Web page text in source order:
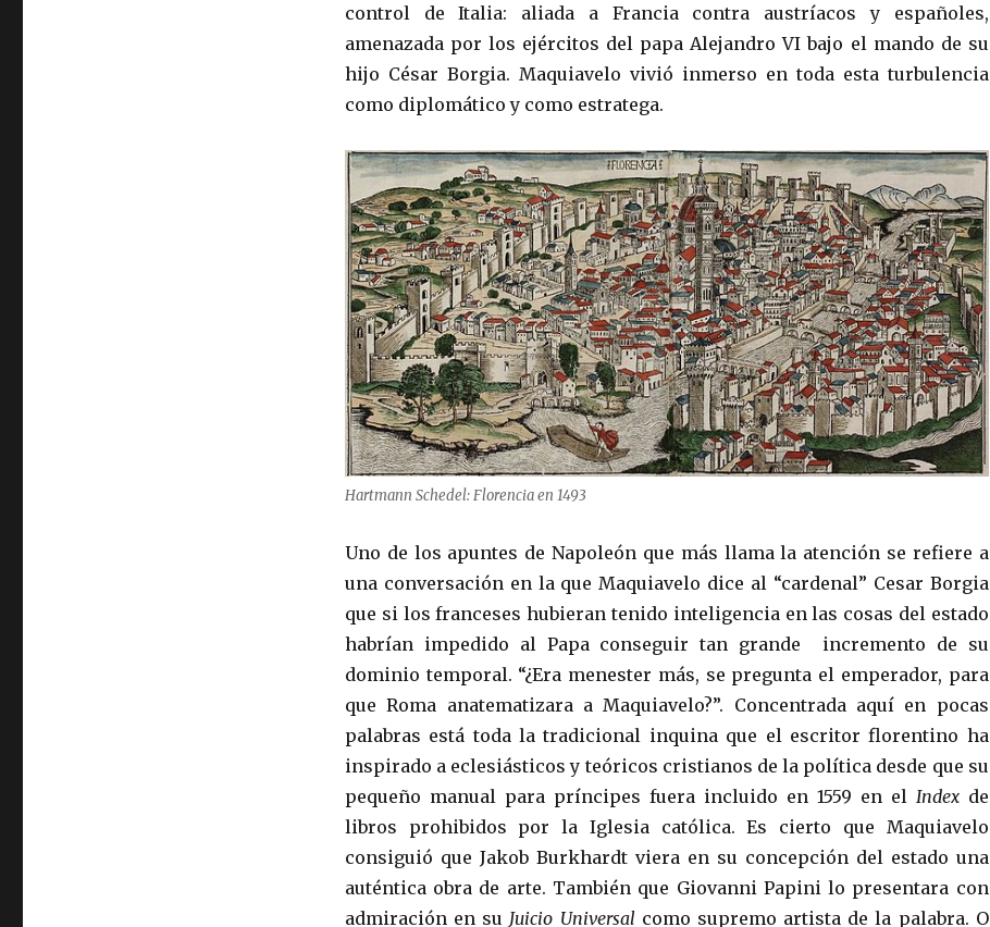
control de Italia: aliada a Francia contra austríacos y españoles,
amenazada por los ejércitos del papa Alejandro VI bajo el mando de su
hijo César Borgia. Maquiavelo vivió inmerso en toda esta turbulencia
como diplomático y como estratega.
Hartmann Schedel: Florencia en 1493
Uno de los apuntes de Napoleón que más llama la atención se refiere a
una conversación en la que Maquiavelo dice al “cardenal” Cesar Borgia
que si los franceses hubieran tenido inteligencia en las cosas del estado
habrían impedido al Papa conseguir tan grande incremento de su
dominio temporal. “¿Era menester más, se pregunta el emperador, para
que Roma anatematizara a Maquiavelo?”. Concentrada aquí en pocas
palabras está toda la tradicional inquina que el escritor florentino ha
inspirado a eclesiásticos y teóricos cristianos de la política desde que su
pequeño manual para príncipes fuera incluido en 1559 en elIndex de
libros prohibidos por la Iglesia católica. Es cierto que Maquiavelo
consiguió que Jakob Burkhardt viera en su concepción del estado una
auténtica obra de arte. También que Giovanni Papini lo presentara con
admiración en su Juicio Universal como supremo artista de la palabra. O